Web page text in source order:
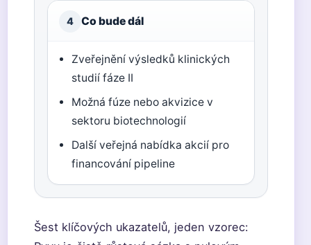
4 Co bude dál
Zveřejnění výsledků klinických
studií fáze II
Možná fúze nebo akvizice v
sektoru biotechnologií
Další veřejná nabídka akcií pro
financování pipeline
Šest klíčových ukazatelů, jeden vzorec: